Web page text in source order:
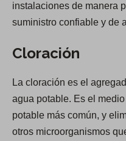
instalaciones de manera
suministro confiable y de
Cloración
La cloración es el
agua potable. Es el
potable más común, y
otros microorganismos